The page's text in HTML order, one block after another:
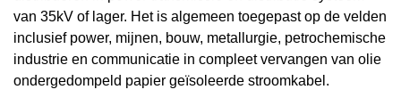
van 35kV of lager. Het is algemeen toegepast op de velden
inclusief power, mijnen, bouw, metallurgie, petrochemische
industrie en communicatie in compleet vervangen van olie
ondergedompeld papier geïsoleerde stroomkabel.